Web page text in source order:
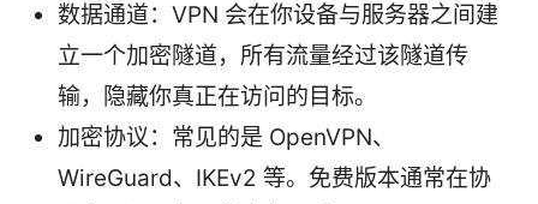
数据通道：VPN 会在你设备与服务器之间建
立一个加密隧道，所有流量经过该隧道传
输，隐藏你真正在访问的目标。
加密协议：常见的是 OpenVPN、
WireGuard、IKEv2 等。免费版本通常在协